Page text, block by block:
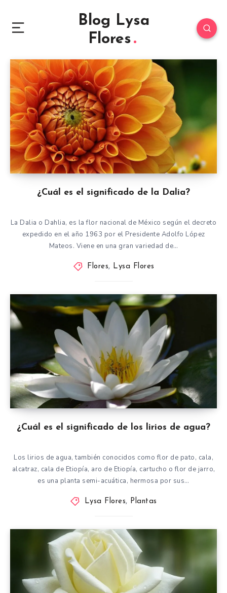
Blog Lysa
Flores
¿Cuál es el significado de la Dalia?
La Dalia o Dahlia, es la flor nacional de México según el decreto
expedido en el año 1963 por el Presidente Adolfo López
Mateos. Viene en una gran variedad de…
Flores, Lysa Flores
¿Cuál es el significado de los lirios de agua?
Los lirios de agua, también conocidos como flor de pato, cala,
alcatraz, cala de Etiopía, aro de Etiopía, cartucho o flor de jarro,
es una planta semi-acuática, hermosa por sus…
Lysa Flores, Plantas